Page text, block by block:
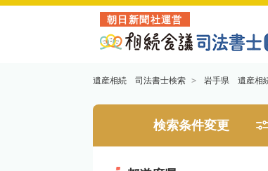
朝日新聞社運営
遺産相続 司法書士検索 岩手県 遺産相
検索条件変更